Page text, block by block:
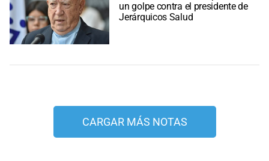
un golpe contra el presidente de
Jerárquicos Salud
CARGAR MÁS NOTAS